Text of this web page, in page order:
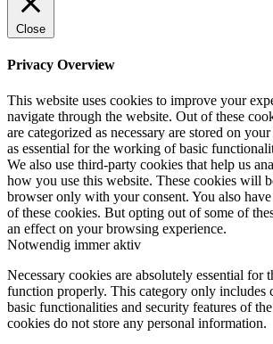
Close
Privacy Overview
This website uses cookies to improve your
navigate through the website. Out of these
are categorized as necessary are stored on
as essential for the working of basic
We also use third-party cookies that help us
how you use this website. These cookies will
browser only with your consent. You also
of these cookies. But opting out of some of
an effect on your browsing experience.
Notwendig immer aktiv
Necessary cookies are absolutely essential for
function properly. This category only includes
basic functionalities and security features of
cookies do not store any personal information.